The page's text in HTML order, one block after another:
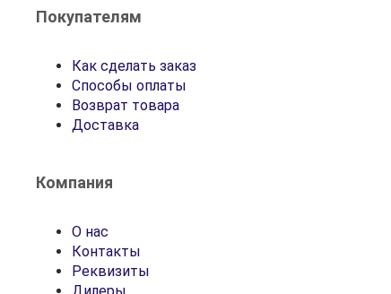
Покупателям
Как сделать заказ
Способы оплаты
Возврат товара
Доставка
Компания
О нас
Контакты
Реквизиты